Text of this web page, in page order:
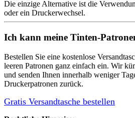
Die einzige Alternative ist die
oder ein Druckerwechsel.
Ich kann meine Tinten-
Bestellen Sie eine kostenlose
leeren Patronen ganz einfach ein. Wir
und senden Ihnen innerhalb weniger
Druckerpatronen zurück.
Gratis Versandtasche bestellen